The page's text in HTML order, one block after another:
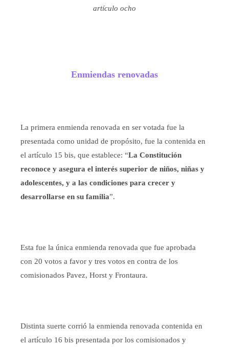
artículo ocho
Enmiendas renovadas
La primera enmienda renovada en ser votada fue la
presentada como unidad de propósito, fue la contenida en
el artículo 15 bis, que establece: “La Constitución
reconoce y asegura el interés superior de niños, niñas y
adolescentes, y a las condiciones para crecer y
desarrollarse en su familia”.
Esta fue la única enmienda renovada que fue aprobada
con 20 votos a favor y tres votos en contra de los
comisionados Pavez, Horst y Frontaura.
Distinta suerte corrió la enmienda renovada contenida en
el artículo 16 bis presentada por los comisionados y